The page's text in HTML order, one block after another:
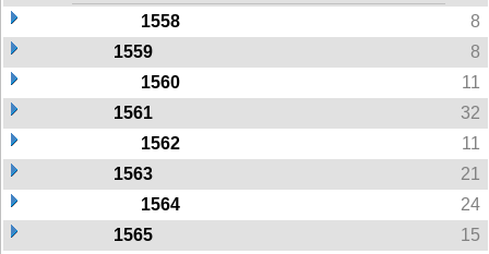
1558
8
1559
8
1560
11
1561
32
1562
11
1563
21
1564
24
1565
15